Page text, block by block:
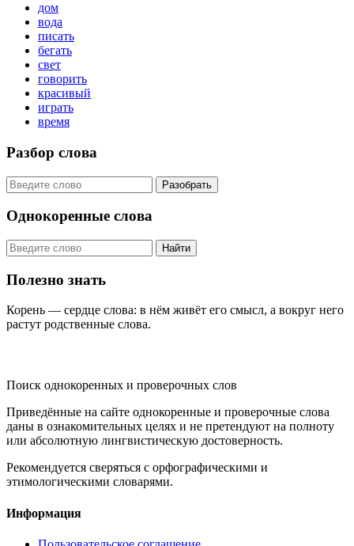
дом
вода
писать
бегать
свет
говорить
красивый
играть
время
Разбор слова
Разобрать
Однокоренные слова
Найти
Полезно знать
Корень — сердце слова: в нём живёт его смысл, а вокруг него
растут родственные слова.
Поиск однокоренных и проверочных слов
Приведённые на сайте однокоренные и проверочные слова
даны в ознакомительных целях и не претендуют на полноту
или абсолютную лингвистическую достоверность.
Рекомендуется сверяться с орфографическими и
этимологическими словарями.
Информация